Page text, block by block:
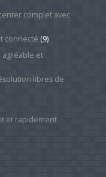
complet avec
connecté (9)
agréable et
libres de
et rapidement